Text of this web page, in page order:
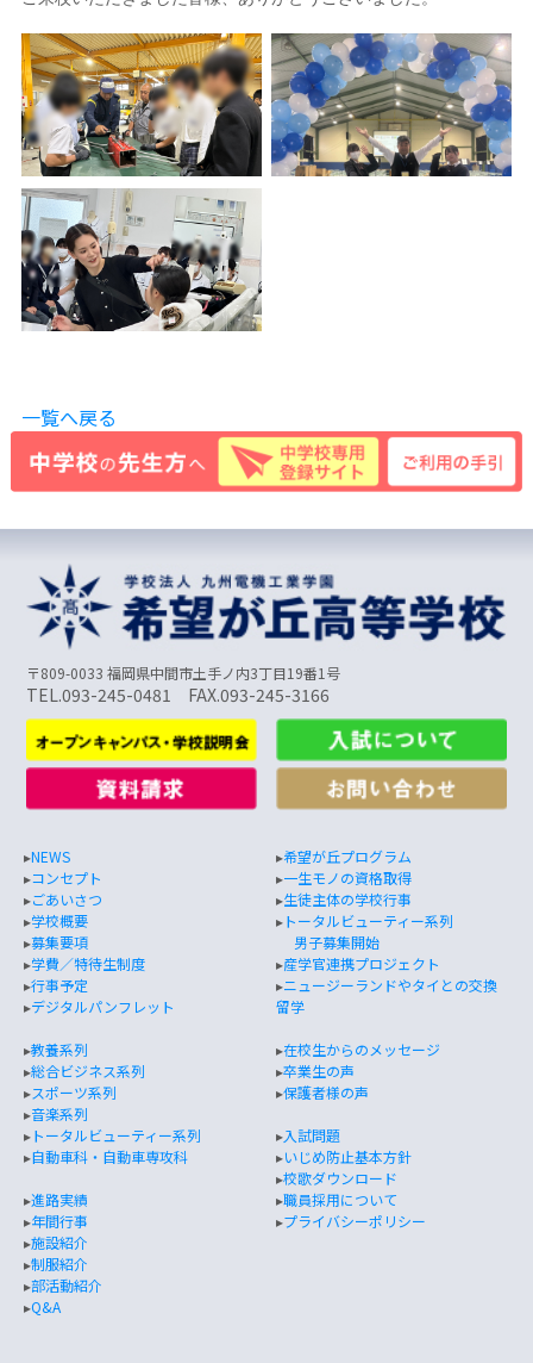
一覧へ戻る
〒809-0033 福岡県中間市土手ノ内3丁目19番1号
TEL.093-245-0481 FAX.093-245-3166
▸NEWS
▸コンセプト
▸ごあいさつ
▸学校概要
▸募集要項
▸学費／特待生制度
▸行事予定
▸デジタルパンフレット
▸教養系列
▸総合ビジネス系列
▸スポーツ系列
▸音楽系列
▸トータルビューティー系列
▸自動車科・自動車専攻科
▸進路実績
▸年間行事
▸施設紹介
▸制服紹介
▸部活動紹介
▸Q&A
▸希望が丘プログラム
▸一生モノの資格取得
▸生徒主体の学校行事
▸トータルビューティー系列
男子募集開始
▸産学官連携プロジェクト
▸ニュージーランドやタイとの交換
留学
▸在校生からのメッセージ
▸卒業生の声
▸保護者様の声
▸入試問題
▸いじめ防止基本方針
▸校歌ダウンロード
▸職員採用について
▸プライバシーポリシー